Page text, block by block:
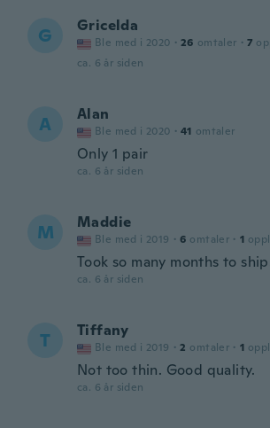
G Gricelda
Ble med i 2020 · 26 omtaler · 7
ca. 6 år siden
A Alan
Ble med i 2020 · 41 omtaler
Only 1 pair
ca. 6 år siden
M Maddie
Ble med i 2019 · 6 omtaler · 1
Took so many months to
ca. 6 år siden
T Tiffany
Ble med i 2019 · 2 omtaler · 1
Not too thin. Good quality.
ca. 6 år siden